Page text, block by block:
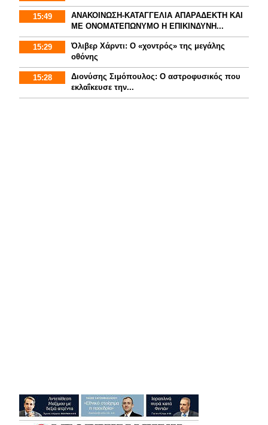
15:49
ΑΝΑΚΟΙΝΩΣΗ-ΚΑΤΑΓΓΕΛΙΑ ΑΠΑΡΑΔΕΚΤΗ ΚΑΙ
ΜΕ ΟΝΟΜΑΤΕΠΩΝΥΜΟ Η ΕΠΙΚΙΝΔΥΝΗ...
15:29
Όλιβερ Χάρντι: Ο «χοντρός» της μεγάλης
οθόνης
15:28
Διονύσης Σιμόπουλος: Ο αστροφυσικός που
εκλαΐκευσε την...